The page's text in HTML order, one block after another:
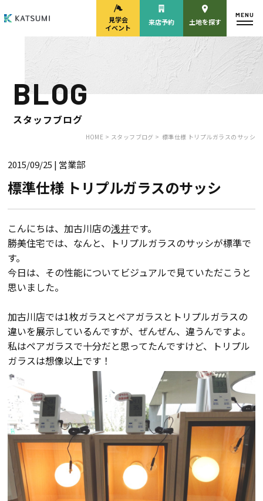
モデルハウス
来場予約
見学会・
来店予約
HOME
物件検索
会員登録
分譲モデルハウス
おすすめ分譲地
手間ひまかけた家づくり
KATSUMIの標準仕様 和暮-なごみ-
素材とデザイン
耐震性能+制震性能
見学会
イベント
来店予約 土地を探す
MENU
BLOG
スタッフブログ
HOME > スタッフブログ > 標準仕様 トリプルガラスのサッシ
2015/09/25 | 営業部
標準仕様 トリプルガラスのサッシ
こんにちは、加古川店の浅井です。
勝美住宅では、なんと、トリプルガラスのサッシが標準で
す。
今日は、その性能についてビジュアルで見ていただこうと
思いました。
加古川店では1枚ガラスとペアガラスとトリプルガラスの
違いを展示しているんですが、ぜんぜん、違うんですよ。
私はペアガラスで十分だと思ってたんですけど、トリプル
ガラスは想像以上です！